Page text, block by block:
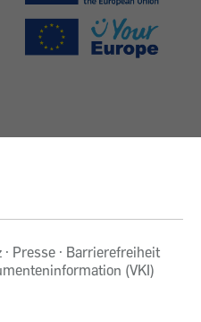
Presse
Barrierefreiheit
(VKI)